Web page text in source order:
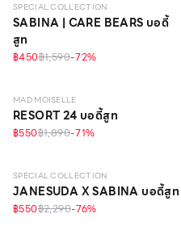
SPECIAL COLLECTION
SABINA | CARE BEARS บอดี้
สูท
฿450฿1,590-72%
MAD MOISELLE
RESORT 24 บอดี้สูท
฿550฿1,890-71%
SPECIAL COLLECTION
JANESUDA X SABINA บอดี้สูท
฿550฿2,290-76%
LEVEL 1